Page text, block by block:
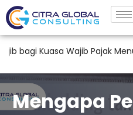
Wajib Pajak Menurut PMK
Mengapa